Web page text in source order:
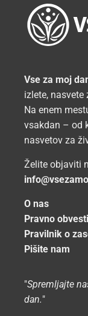
Vse za moj
izlete, nasvete
Na enem
vsakdan – od
nasvetov za
Želite objaviti
O nas
Pravno
Pravilnik o
Pišite nam
"Spremljajte
dan."